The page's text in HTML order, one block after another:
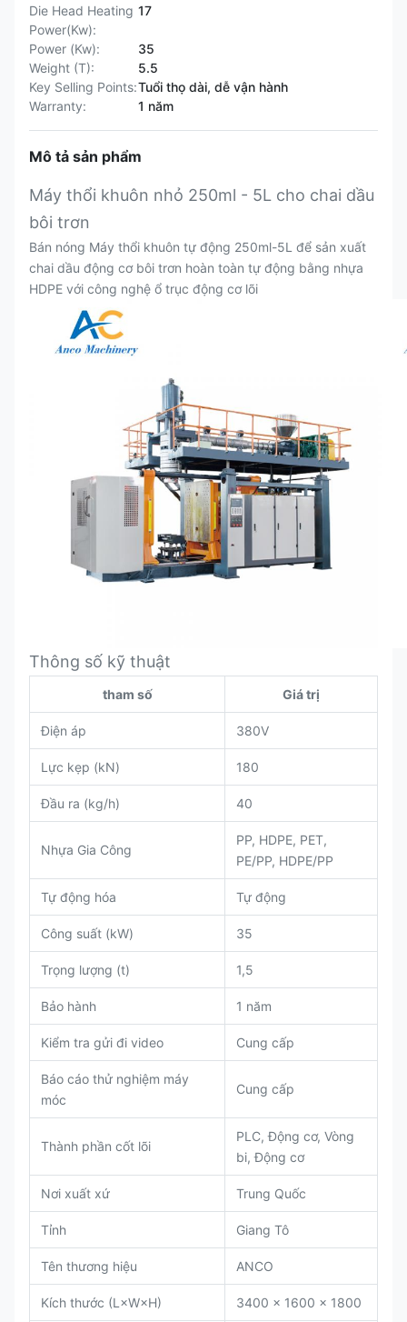
Die Head Heating
Power(Kw):
17
Power (Kw):
35
Weight (T):
5.5
Key Selling Points:Tuổi thọ dài, dễ vận hành
Warranty:
1 năm
Mô tả sản phẩm
Máy thổi khuôn nhỏ 250ml - 5L cho chai dầu
bôi trơn
Bán nóng Máy thổi khuôn tự động 250ml-5L để sản xuất
chai dầu động cơ bôi trơn hoàn toàn tự động bằng nhựa
HDPE với công nghệ ổ trục động cơ lõi
Thông số kỹ thuật
tham số Giá trị
Điện áp 380V
Lực kẹp (kN) 180
Đầu ra (kg/h) 40
Nhựa Gia Công
PP, HDPE, PET,
PE/PP, HDPE/PP
Tự động hóa Tự động
Công suất (kW) 35
Trọng lượng (t) 1,5
Bảo hành 1 năm
Kiểm tra gửi đi video Cung cấp
Báo cáo thử nghiệm máy
móc
Cung cấp
Thành phần cốt lõi
PLC, Động cơ, Vòng
bi, Động cơ
Nơi xuất xứ Trung Quốc
Tỉnh Giang Tô
Tên thương hiệu ANCO
Kích thước (L×W×H) 3400 × 1600 × 1800